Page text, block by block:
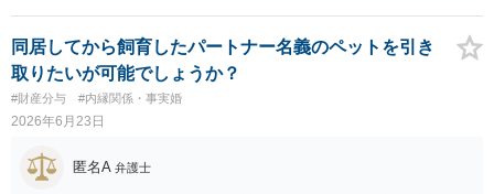
を聴かれることを検討されてはいかがでしょうか。
同居してから飼育したパートナー名義のペットを引き
取りたいが可能でしょうか？
#財産分与 #内縁関係・事実婚
2026年6月23日
匿名A 弁護士